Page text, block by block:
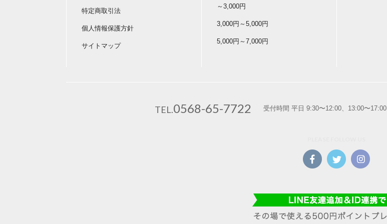
特定商取引法
個人情報保護方針
サイトマップ
～3,000円
3,000円～5,000円
5,000円～7,000円
TEL.0568-65-7722 受付時間 平日 9:30〜12:00、13:00〜17:00